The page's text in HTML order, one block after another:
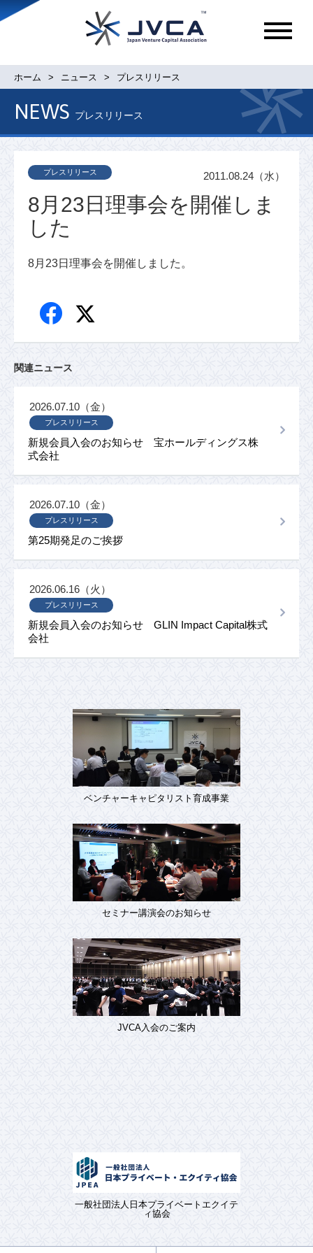
メ
ュ
ホーム ニュース プレスリリース
NEWS プレスリリース
8月23日理事会を開催しま
した
プレスリリース 2011.08.24（水）
8月23日理事会を開催しました。
関連ニュース
新規会員入会のお知らせ 宝ホールディングス株
式会社
プレスリリース
2026.07.10（金）
第25期発足のご挨拶
プレスリリース
2026.07.10（金）
新規会員入会のお知らせ GLIN Impact Capital株式
会社
プレスリリース
2026.06.16（火）
ベンチャーキャピタリスト育成事業
セミナー講演会のお知らせ
JVCA入会のご案内
一般社団法人日本プライベートエクイテ
ィ協会